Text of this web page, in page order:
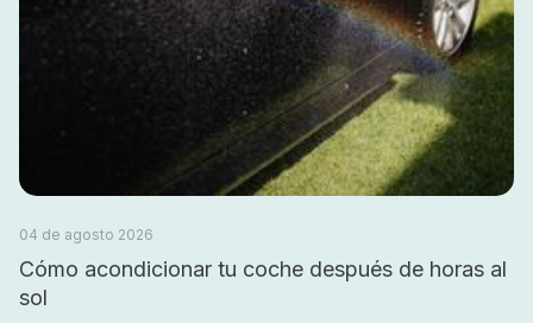
04 de agosto 2026
Cómo acondicionar tu coche después de horas al
sol